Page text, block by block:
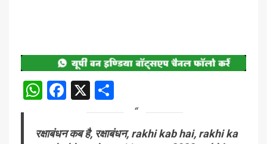
WhatsApp
Facebook
X
रक्षाबंधन कब है, रक्षाबंधन, rakhi kab hai, rakhi ka